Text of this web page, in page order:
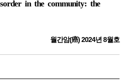
in the community: the
월간암(癌) 2024년 8월호